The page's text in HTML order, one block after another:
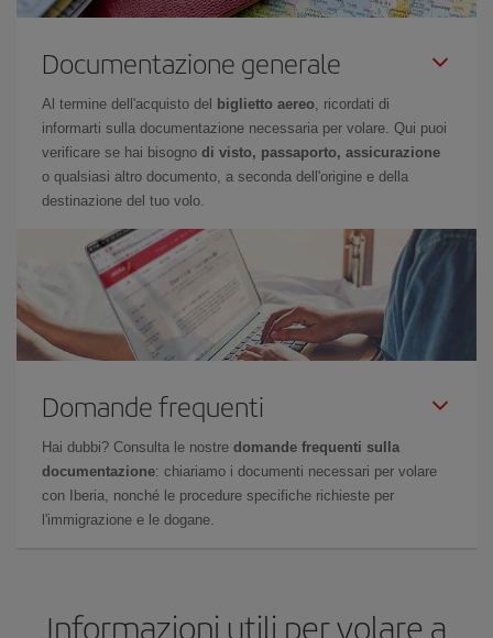
Documentazione generale
Al termine dell'acquisto del biglietto aereo, ricordati di
informarti sulla documentazione necessaria per volare. Qui puoi
verificare se hai bisogno di visto, passaporto, assicurazione
o qualsiasi altro documento, a seconda dell'origine e della
destinazione del tuo volo.
Domande frequenti
Hai dubbi? Consulta le nostre domande frequenti sulla
documentazione: chiariamo i documenti necessari per volare
con Iberia, nonché le procedure specifiche richieste per
l'immigrazione e le dogane.
Informazioni utili per volare a